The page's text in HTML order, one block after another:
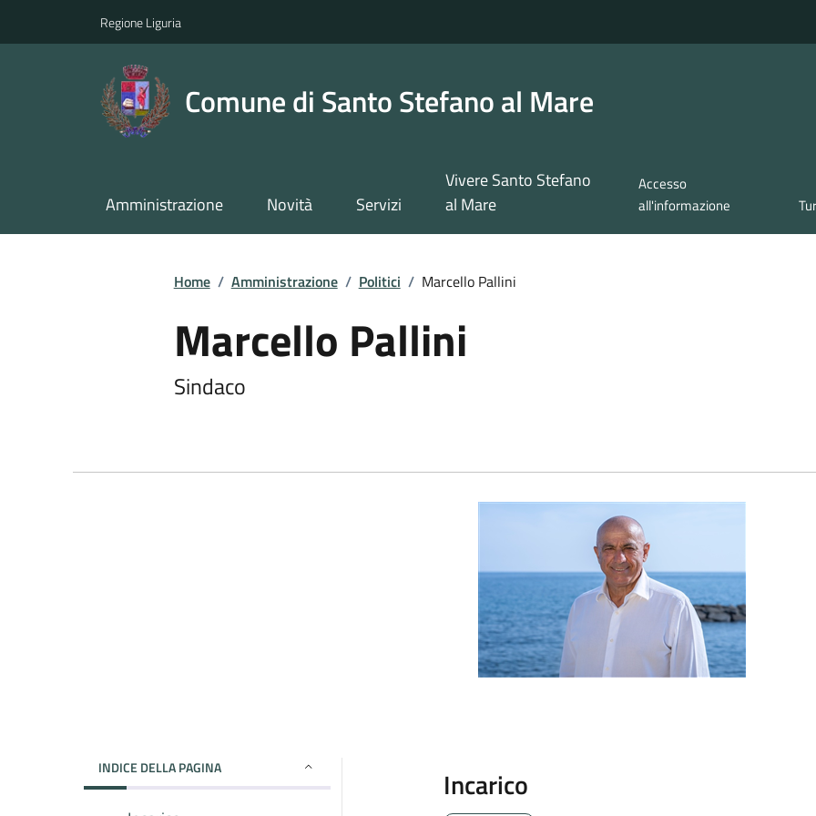
Regione Liguria
Comune di Santo Stefano al Mare
Amministrazione Novità Servizi
Vivere Santo Stefano
al Mare
Accesso
all'informazione
Home / Amministrazione / Politici / Marcello Pallini
Marcello Pallini
Sindaco
INDICE DELLA PAGINA Incarico